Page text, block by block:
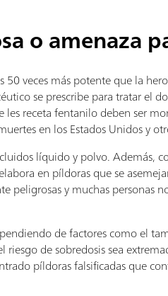
o amenaza
veces más potente que la
se prescribe para tratar el
receta fentanilo deben ser
en los Estados Unidos y
líquido y polvo. Además,
en píldoras que se
peligrosas y muchas personas
de factores como el
de sobredosis sea
píldoras falsificadas que